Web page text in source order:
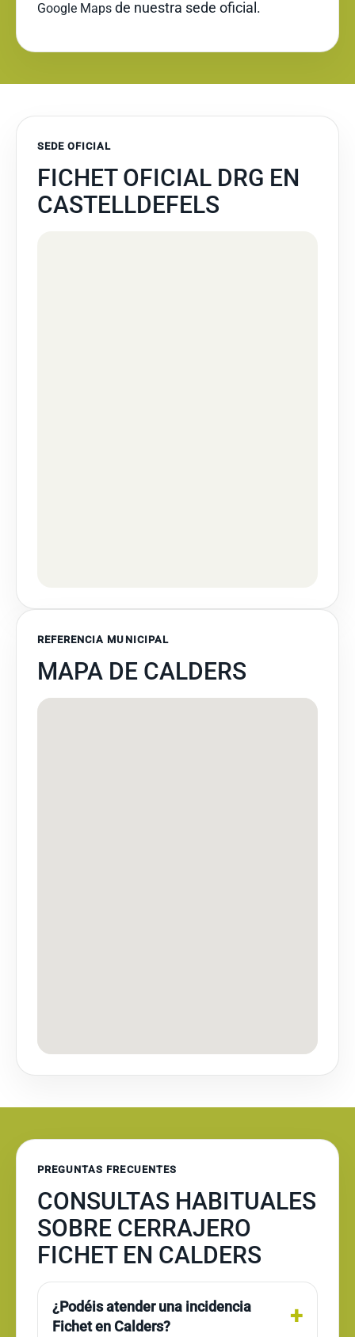
Google Maps de nuestra sede oficial.
SEDE OFICIAL
FICHET OFICIAL DRG EN
CASTELLDEFELS
REFERENCIA MUNICIPAL
MAPA DE CALDERS
PREGUNTAS FRECUENTES
CONSULTAS HABITUALES
SOBRE CERRAJERO
FICHET EN CALDERS
¿Podéis atender una incidencia
Fichet en Calders?